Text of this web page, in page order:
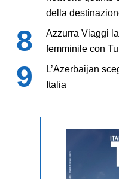
della
Azzurra Viaggi
femminile con
L’Azerbaijan
Italia